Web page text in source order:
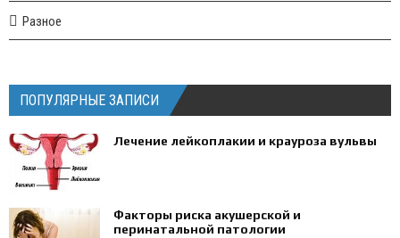
Разное
ПОПУЛЯРНЫЕ ЗАПИСИ
Лечение лейкоплакии и крауроза вульвы
Факторы риска акушерской и
перинатальной патологии